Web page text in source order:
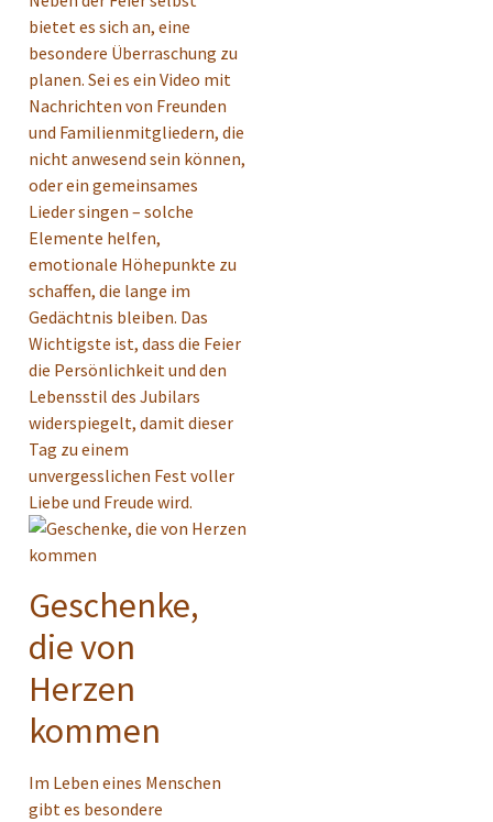
bietet es sich an, eine
besondere Überraschung zu
planen. Sei es ein Video mit
Nachrichten von Freunden
und Familienmitgliedern, die
nicht anwesend sein können,
oder ein gemeinsames
Lieder singen – solche
Elemente helfen,
emotionale Höhepunkte zu
schaffen, die lange im
Gedächtnis bleiben. Das
Wichtigste ist, dass die Feier
die Persönlichkeit und den
Lebensstil des Jubilars
widerspiegelt, damit dieser
Tag zu einem
unvergesslichen Fest voller
Liebe und Freude wird.
Geschenke,
die von
Herzen
kommen
Im Leben eines Menschen
gibt es besondere